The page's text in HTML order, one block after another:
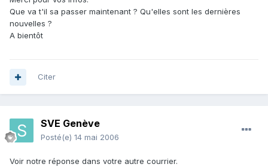
Que va t'il sa passer maintenant ? Qu'elles sont les dernières
nouvelles ?
A bientôt
Citer
SVE Genève
Posté(e) 14 mai 2006
Voir notre réponse dans votre autre courrier.